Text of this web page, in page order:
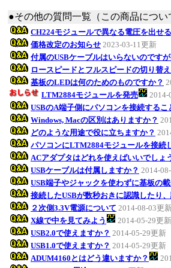
●その他の質問一覧（この商品につい
CH224モジュールで異なる電圧を出せ
価格改定のお知らせ 2023-03-11更新
付属のUSBケーブルはいらないのですが
ロースピードとフルスピードの切り替
基板のLEDは何のためのものですか？
LTM2884モジュールを発売
2014-
USBのA端子側にパソコンを接続するこ
Windows, Macの区別はありますか？
どのような用途で役に立ちますか？
パソコンにLTM2884モジュールを接続
ACアダプタはどれを使えばいいでしょ
USBケーブルは付属しますか？ 2014-
USB端子やジャックを使わずに基板の
接続したUSBが数秒おきに認識したり
２次側3.3V電源について 2014-08-03更新
X線で中を見てみよう
2014-05-29更新
USB2.0で使えますか？ 2014-05-29更新
USB1.0で使えますか？ 2014-05-29更新
ADUM4160とはどう違いますか？